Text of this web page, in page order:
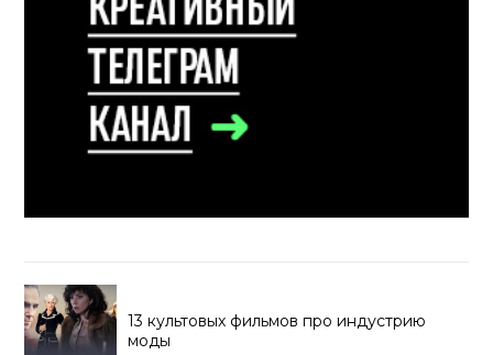
13 культовых фильмов про индустрию
моды